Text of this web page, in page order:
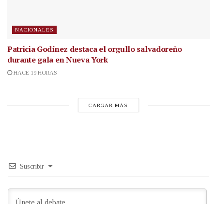
NACIONALES
Patricia Godínez destaca el orgullo salvadoreño
durante gala en Nueva York
HACE 19 HORAS
CARGAR MÁS
Suscribir